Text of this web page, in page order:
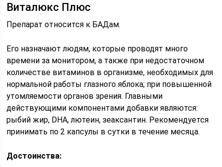
Виталюкс Плюс
Препарат относится к БАДам.
Его назначают людям, которые проводят много
времени за монитором, а также при недостаточном
количестве витаминов в организме, необходимых для
нормальной работы глазного яблока; при повышенной
утомляемости органов зрения. Главными
действующими компонентами добавки являются:
рыбий жир, DHA, лютеин, зеаксантин. Рекомендуется
принимать по 2 капсулы в сутки в течение месяца.
Достоинства: